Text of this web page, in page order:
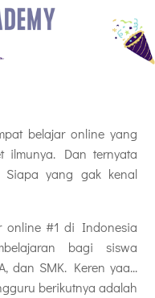
belajar online yang
Dan ternyata
Siapa yang gak kenal
online #1 di Indonesia
bagi siswa
dan SMK. Keren yaa...
berikutnya adalah